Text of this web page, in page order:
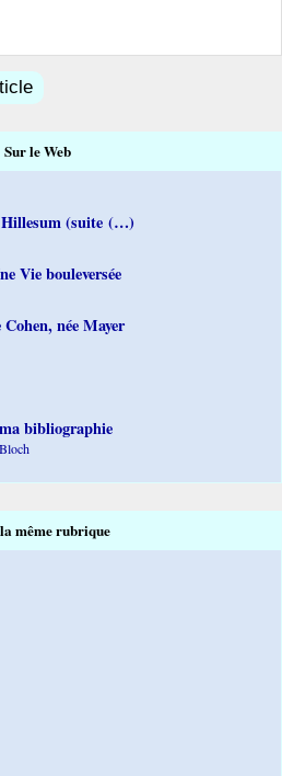
Sur le Web
Hillesum (suite (…)
Vie bouleversée
née Mayer
bibliographie
même rubrique